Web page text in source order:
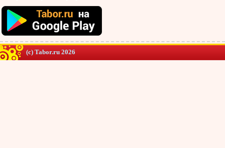
(c) Tabor.ru 2026